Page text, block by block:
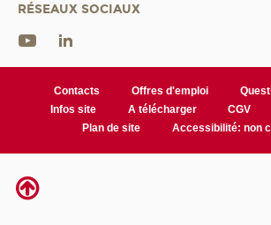
RÉSEAUX SOCIAUX
Contacts Offres d'emploi
Infos site
A télécharger CGV
Plan de site
Accessibilité: non